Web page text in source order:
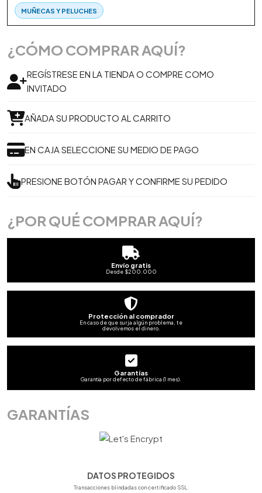
MUÑECAS Y PELUCHES
¿CÓMO COMPRAR AQUÍ?
REGÍSTRESE EN LA TIENDA O COMPRE COMO
INVITADO
AÑADA SU PRODUCTO AL CARRITO
EN CAJA SELECCIONE SU MEDIO DE PAGO
PRESIONE BOTÓN PAGAR Y CONFIRME SU PEDIDO
¿POR QUÉ COMPRAR AQUÍ?
Envío gratis
Desde $200.000
Protección al comprador
En caso de que surja algún problema, te
devolvemos el dinero.
Garantías
Garantía por defecto de fábrica (1 mes).
GARANTÍAS
DATOS PROTEGIDOS
Transacciones blindadas con certificado SSL.